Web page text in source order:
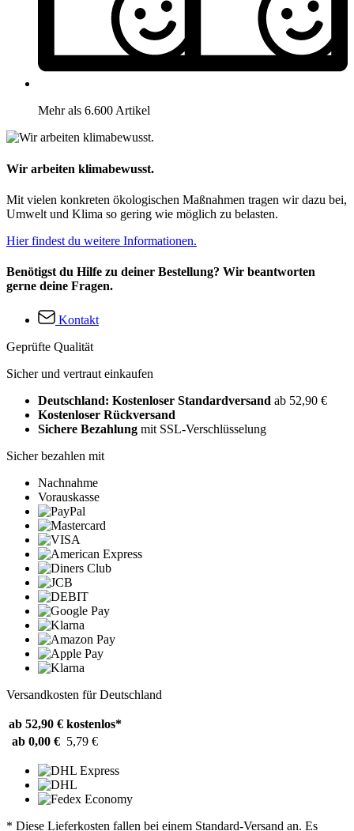
Mehr als 6.600 Artikel
Wir arbeiten klimabewusst.
Mit vielen konkreten ökologischen Maßnahmen tragen wir dazu bei,
Umwelt und Klima so gering wie möglich zu belasten.
Hier findest du weitere Informationen.
Benötigst du Hilfe zu deiner Bestellung? Wir beantworten
gerne deine Fragen.
Kontakt
Geprüfte Qualität
Sicher und vertraut einkaufen
Deutschland: Kostenloser Standardversand ab 52,90 €
Kostenloser Rückversand
Sichere Bezahlung mit SSL-Verschlüsselung
Sicher bezahlen mit
Nachnahme
Vorauskasse
Versandkosten für Deutschland
ab 52,90 € kostenlos*
ab 0,00 € 5,79 €
* Diese Lieferkosten fallen bei einem Standard-Versand an. Es